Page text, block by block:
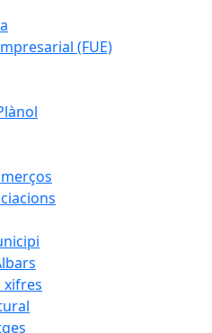
(FUE)
xifres